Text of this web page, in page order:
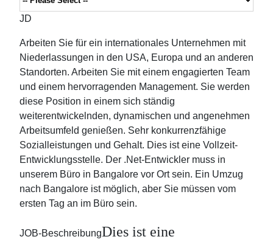
JD
Arbeiten Sie für ein internationales Unternehmen mit
Niederlassungen in den USA, Europa und an anderen
Standorten. Arbeiten Sie mit einem engagierten Team
und einem hervorragenden Management. Sie werden
diese Position in einem sich ständig
weiterentwickelnden, dynamischen und angenehmen
Arbeitsumfeld genießen. Sehr konkurrenzfähige
Sozialleistungen und Gehalt. Dies ist eine Vollzeit-
Entwicklungsstelle. Der .Net-Entwickler muss in
unserem Büro in Bangalore vor Ort sein. Ein Umzug
nach Bangalore ist möglich, aber Sie müssen vom
ersten Tag an im Büro sein.
JOB-BeschreibungDies ist eine